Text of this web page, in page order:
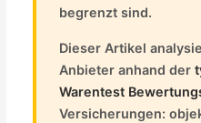
begrenzt sind.
Dieser Artikel
Anbieter anhand der
Warentest
Versicherungen: